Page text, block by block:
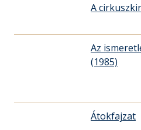
A
Az
(1985)
Átokfajzat